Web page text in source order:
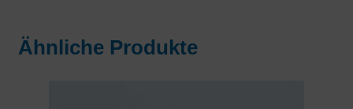
Ähnliche Produkte